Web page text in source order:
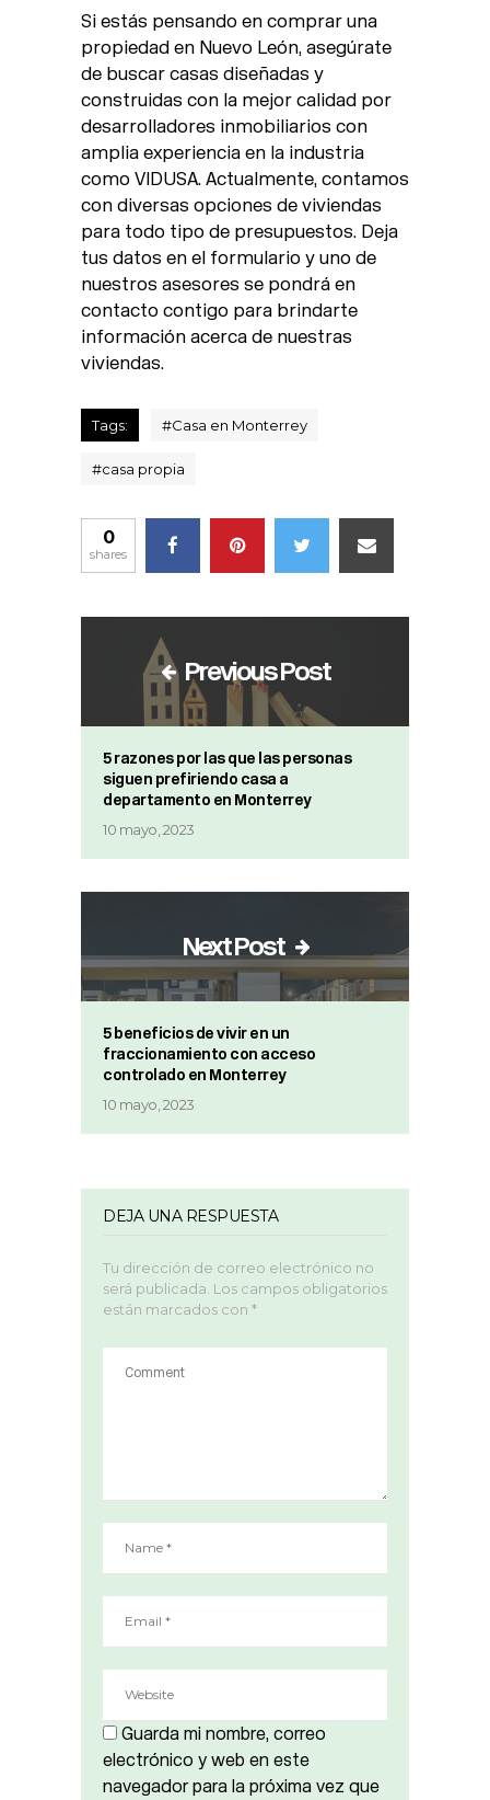
Si estás pensando en comprar una
propiedad en Nuevo León, asegúrate
de buscar casas diseñadas y
construidas con la mejor calidad por
desarrolladores inmobiliarios con
amplia experiencia en la industria
como VIDUSA. Actualmente, contamos
con diversas opciones de viviendas
para todo tipo de presupuestos. Deja
tus datos en el formulario y uno de
nuestros asesores se pondrá en
contacto contigo para brindarte
información acerca de nuestras
viviendas.
Tags: #Casa en Monterrey
#casa propia
0
shares
Previous Post
5 razones por las que las personas
siguen prefiriendo casa a
departamento en Monterrey
10 mayo, 2023
Next Post
5 beneficios de vivir en un
fraccionamiento con acceso
controlado en Monterrey
10 mayo, 2023
DEJA UNA RESPUESTA
Tu dirección de correo electrónico no
será publicada. Los campos obligatorios
están marcados con *
Guarda mi nombre, correo
electrónico y web en este
navegador para la próxima vez que